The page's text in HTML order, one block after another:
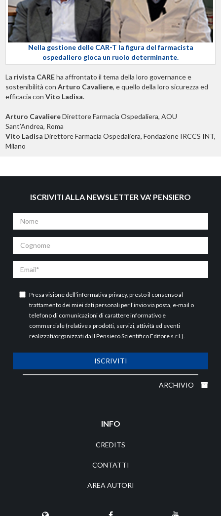
Nella gestione delle CAR-T la figura del farmacista
ospedaliero gioca un ruolo determinante.
La rivista CAREha affrontato il tema della loro governance e
sostenibilità con Arturo Cavaliere, e quello della loro sicurezza ed
efficacia con Vito Ladisa.
Arturo CavaliereDirettore Farmacia Ospedaliera, AOU
Sant’Andrea, Roma
Vito Ladisa Direttore Farmacia Ospedaliera, Fondazione IRCCS INT,
Milano
ISCRIVITI ALLA NEWSLETTER VA' PENSIERO
Nome
Cognome
Email
Presa visione dell’informativa privacy, presto il consenso al
trattamento dei miei dati personali per l’invio via posta, e-mail o
telefono di comunicazioni di carattere informativo e
commerciale (relative a prodotti, servizi, attività ed eventi
realizzati/organizzati da Il Pensiero Scientifico Editore s.r.l.).
ISCRIVITI
ARCHIVIO
INFO
CREDITS
CONTATTI
AREA AUTORI